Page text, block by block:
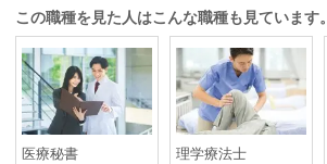
この職種を見た人はこんな職種も見ています。
医療秘書 理学療法士